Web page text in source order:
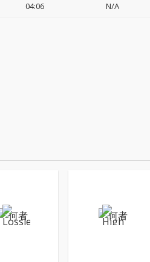
04:06 N/A